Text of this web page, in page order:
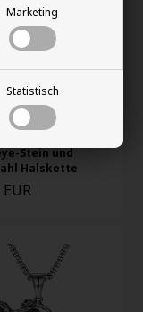
Marketing
Statistisch
Stein und
Halskette